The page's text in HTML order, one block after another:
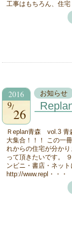
工事はもちろん、住宅
2016
9
26
お知らせ
Ｒeplan青森 vol.3 青
大集合！！！ この一
れからの住宅が分か
って頂きたいです。
ンビニ・書店・ネット
http://www.repl・・・